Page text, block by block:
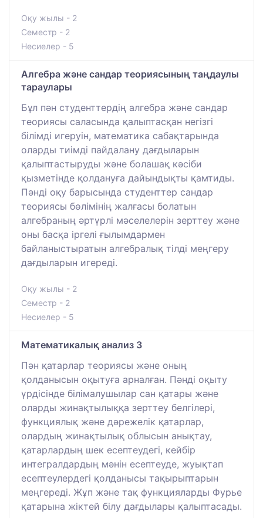
Оқу жылы - 2
Семестр - 2
Несиелер - 5
Алгебра және сандар теориясының таңдаулы
тараулары
Бұл пән студенттердің алгебра және сандар
теориясы саласында қалыптасқан негізгі
білімді игеруін, математика сабақтарында
оларды тиімді пайдалану дағдыларын
қалыптастыруды және болашақ кәсіби
қызметінде қолдануға дайындықты қамтиды.
Пәнді оқу барысында студенттер сандар
теориясы бөлімінің жалғасы болатын
алгебраның әртүрлі мәселелерін зерттеу және
оны басқа іргелі ғылымдармен
байланыстыратын алгебралық тілді меңгеру
дағдыларын игереді.
Оқу жылы - 2
Семестр - 2
Несиелер - 5
Математикалық анализ 3
Пән қатарлар теориясы және оның
қолданысын оқытуға арналған. Пәнді оқыту
үрдісінде білімалушылар сан қатары және
оларды жинақтылыққа зерттеу белгілері,
функциялық және дәрежелік қатарлар,
олардың жинақтылық облысын анықтау,
қатарлардың шек есептеудегі, кейбір
интегралдардың мәнін есептеуде, жуықтап
есептеулердегі қолданысы тақырыптарын
меңгереді. Жұп және тақ функцияларды Фурье
қатарына жіктей білу дағдылары қалыптасады.